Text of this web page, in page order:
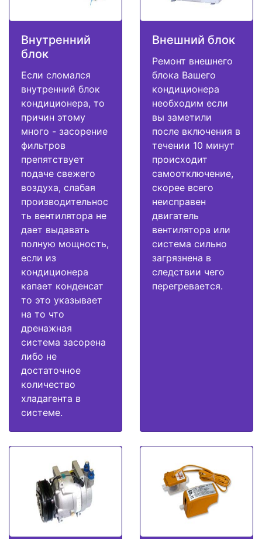
Внутренний
блок
Если сломался
внутренний блок
кондиционера, то
причин этому
много - засорение
фильтров
препятствует
подаче свежего
воздуха, слабая
производительнос
ть вентилятора не
дает выдавать
полную мощность,
если из
кондиционера
капает конденсат
то это указывает
на то что
дренажная
система засорена
либо не
достаточное
количество
хладагента в
системе.
Внешний блок
Ремонт внешнего
блока Вашего
кондиционера
необходим если
вы заметили
после включения в
течении 10 минут
происходит
самоотключение,
скорее всего
неисправен
двигатель
вентилятора или
система сильно
загрязнена в
следствии чего
перегревается.